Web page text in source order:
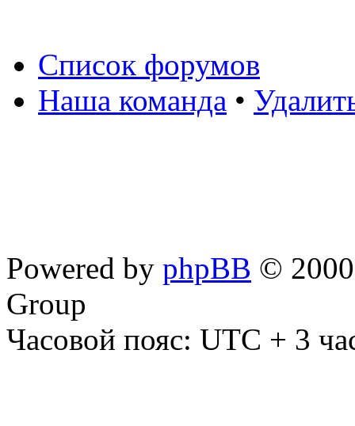
Список форумов
Наша команда •
Powered by phpBB ©
Group
Часовой пояс: UTC + 3